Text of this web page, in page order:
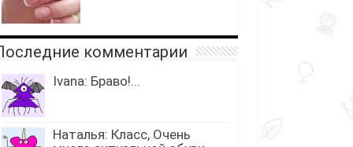
комментарии
Ivana: Браво!...
Наталья: Класс, Очень